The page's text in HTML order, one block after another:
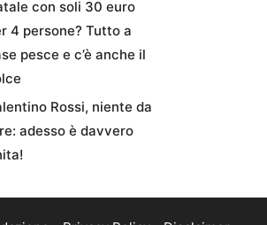
con soli 30 euro
4 persone? Tutto a
pesce e c’è anche il
Rossi, niente da
adesso è davvero